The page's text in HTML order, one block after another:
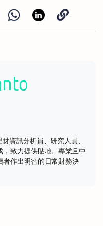
資訊分析員、研究人員、
，致力提供貼地、專業且中
者作出明智的日常財務決